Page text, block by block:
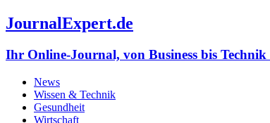
JournalExpert.de
Ihr Online-Journal, von Business bis
News
Wissen & Technik
Gesundheit
Wirtschaft